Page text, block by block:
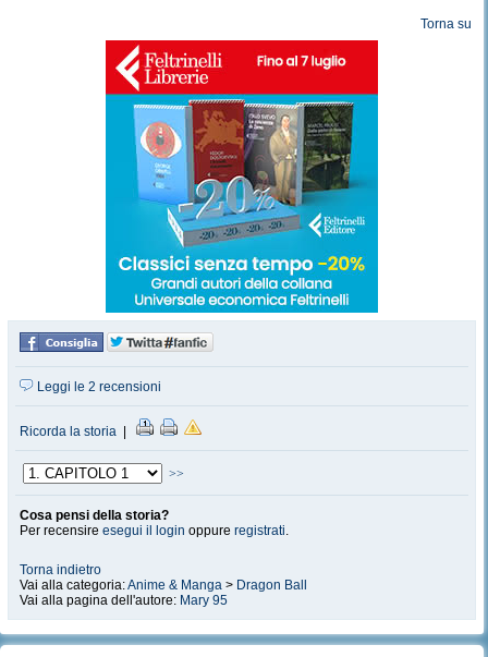
Torna su
Leggi le 2 recensioni
Ricorda la storia
>>
Cosa pensi della storia?
Per recensire esegui il login oppure registrati.
Torna indietro
Vai alla categoria:Anime & Manga > Dragon Ball
Vai alla pagina dell'autore: Mary 95